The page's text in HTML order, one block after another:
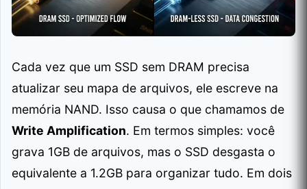
Cada vez que um SSD sem DRAM precisa
atualizar seu mapa de arquivos, ele escreve na
memória NAND. Isso causa o que chamamos de
Write Amplification. Em termos simples: você
grava 1GB de arquivos, mas o SSD desgasta o
equivalente a 1.2GB para organizar tudo. Em dois